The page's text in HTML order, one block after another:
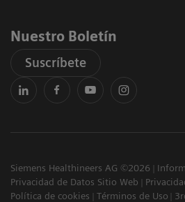
Nuestro Boletín
Suscríbete
Siemens Healthineers AG ©2026
Privacidad de Datos Sitio Web
Política de cookies
Términos de Uso